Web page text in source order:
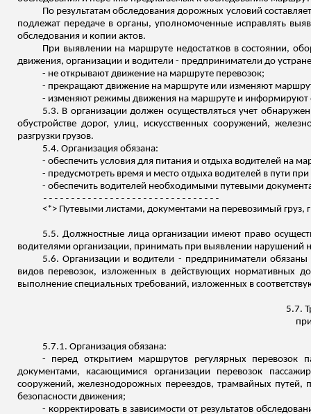
По результатам обследования дорожных условий
подлежат передаче в органы, уполномоченные исправлять
обследования и копии актов.
При выявлении на маршруте недостатков в состоянии,
движения, организации и водители - предприниматели до
- не открывают движение на маршруте перевозок;
- прекращают движение на маршруте или изменяют
- изменяют режимы движения на маршруте и информируют
5.3. В организации должен осуществляться учет
обустройстве дорог, улиц, искусственных сооружений,
разгрузки грузов.
5.4. Организация обязана:
- обеспечить условия для питания и отдыха водителей на
- предусмотреть время и место отдыха водителей в пути
- обеспечить водителей необходимыми путевыми
--------------------------------
<*> Путевыми листами, документами на перевозимый
5.5. Должностные лица организации имеют право
водителями организации, принимать при выявлении нарушений
5.6.Организации и водители - предприниматели
видов перевозок, изложенных в действующих нормативных
выполнение специальных требований, изложенных в
5.7.
5.7.1. Организация обязана:
- перед открытием маршрутов регулярных
документами, касающимися организации перевозок
сооружений, железнодорожных переездов, трамвайных
безопасности движения;
- корректировать в зависимости от результатов